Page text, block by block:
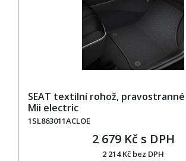
SEAT textilní rohož,
Mii electric
1SL863011ACLOE
2 679 Kč s DPH
2 214 Kč bez DPH